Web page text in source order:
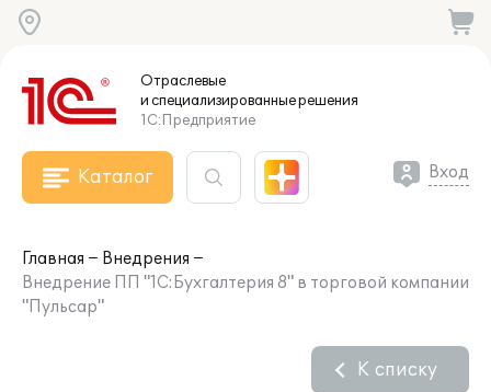
Отраслевые
и специализированныерешения
1С:Предприятие
Каталог Вход
Главная
Внедрения
Внедрение ПП "1С:Бухгалтерия 8" в торговой компании
"Пульсар"
К списку